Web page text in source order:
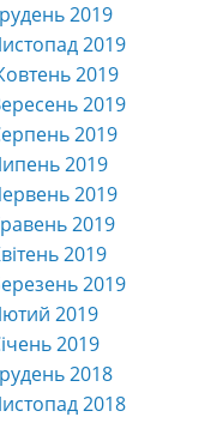
2019
2019
2019
2019
2019
2019
2019
2019
2019
2019
2019
2019
2018
2018